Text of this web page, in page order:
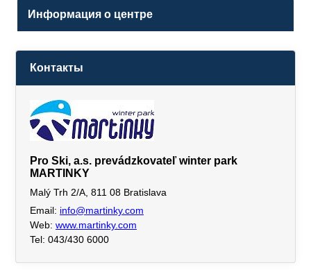
Информация о центре
Контакты
Pro Ski, a.s. prevádzkovateľ winter park
MARTINKY
Malý Trh 2/A, 811 08 Bratislava
Email: info@martinky.com
Web: www.martinky.com
Tel: 043/430 6000